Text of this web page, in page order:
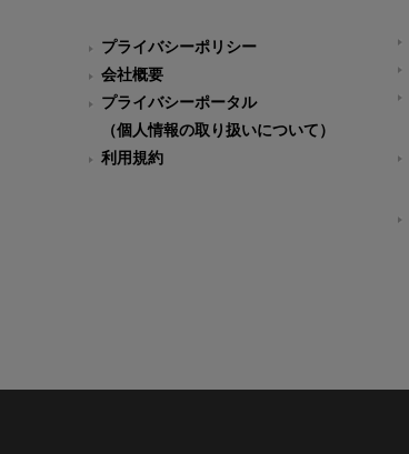
プライバシーポリシー
会社概要
プライバシーポータル
（個人情報の取り扱いについて）
利用規約